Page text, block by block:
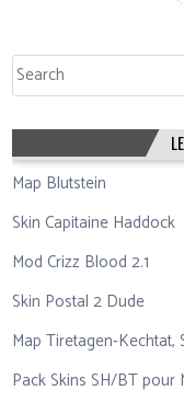
Rechercher
Map Blutstein
Skin Capitaine Haddock
Mod Crizz Blood 2.1
Skin Postal 2 Dude
Map Tiretagen-Kechtat,
Pack Skins SH/BT pour